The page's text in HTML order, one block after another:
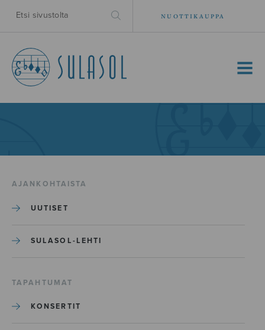
NUOTTIKAUPPA
MENU
AJANKOHTAISTA
UUTISET
SULASOL-LEHTI
TAPAHTUMAT
KONSERTIT